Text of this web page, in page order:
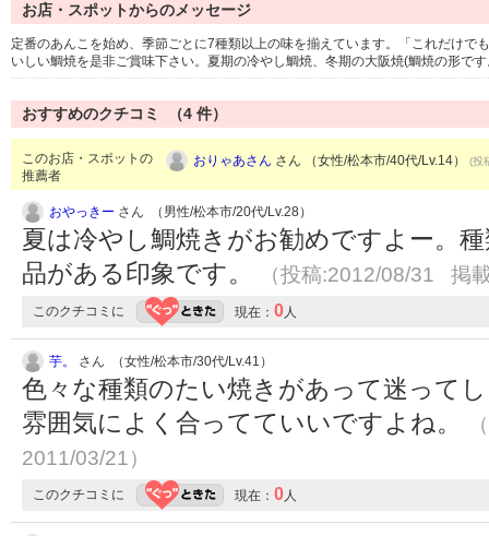
お店・スポットからのメッセージ
定番のあんこを始め、季節ごとに7種類以上の味を揃えています。「これだけで
いしい鯛焼を是非ご賞味下さい。夏期の冷やし鯛焼、冬期の大阪焼(鯛焼の形で
おすすめのクチコミ （4 件）
このお店・スポットの
推薦者
おりゃあさん さん （女性/松本市/40代/Lv.14） (投
おやっきー さん （男性/松本市/20代/Lv.28）
夏は冷やし鯛焼きがお勧めですよー。
品がある印象です。
（投稿:2012/08/31 掲
このクチコミに 現在： 0人
芋。 さん （女性/松本市/30代/Lv.41）
色々な種類のたい焼きがあって迷って
雰囲気によく合ってていいですよね。
2011/03/21）
このクチコミに 現在： 0人